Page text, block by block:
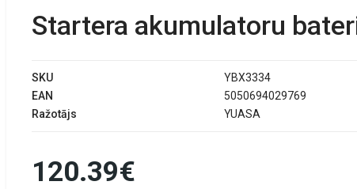
Startera akumulatoru
SKU
YBX3334
EAN
5050694029769
Ražotājs
YUASA
120.39€